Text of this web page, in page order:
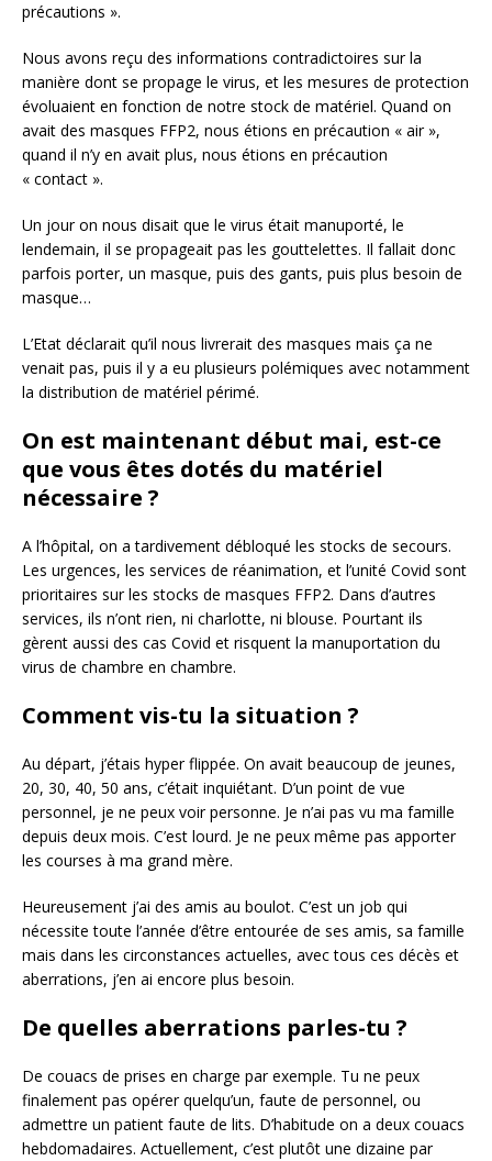
précautions ».
Nous avons reçu des informations contradictoires sur la
manière dont se propage le virus, et les mesures de protection
évoluaient en fonction de notre stock de matériel. Quand on
avait des masques FFP2, nous étions en précaution « air »,
quand il n’y en avait plus, nous étions en précaution
« contact ».
Un jour on nous disait que le virus était manuporté, le
lendemain, il se propageait pas les gouttelettes. Il fallait donc
parfois porter, un masque, puis des gants, puis plus besoin de
masque…
L’Etat déclarait qu’il nous livrerait des masques mais ça ne
venait pas, puis il y a eu plusieurs polémiques avec notamment
la distribution de matériel périmé.
On est maintenant début mai, est-ce
que vous êtes dotés du matériel
nécessaire ?
A l’hôpital, on a tardivement débloqué les stocks de secours.
Les urgences, les services de réanimation, et l’unité Covid sont
prioritaires sur les stocks de masques FFP2. Dans d’autres
services, ils n’ont rien, ni charlotte, ni blouse. Pourtant ils
gèrent aussi des cas Covid et risquent la manuportation du
virus de chambre en chambre.
Comment vis-tu la situation ?
Au départ, j’étais hyper flippée. On avait beaucoup de jeunes,
20, 30, 40, 50 ans, c’était inquiétant. D’un point de vue
personnel, je ne peux voir personne. Je n’ai pas vu ma famille
depuis deux mois. C’est lourd. Je ne peux même pas apporter
les courses à ma grand mère.
Heureusement j’ai des amis au boulot. C’est un job qui
nécessite toute l’année d’être entourée de ses amis, sa famille
mais dans les circonstances actuelles, avec tous ces décès et
aberrations, j’en ai encore plus besoin.
De quelles aberrations parles-tu ?
De couacs de prises en charge par exemple. Tu ne peux
finalement pas opérer quelqu’un, faute de personnel, ou
admettre un patient faute de lits. D’habitude on a deux couacs
hebdomadaires. Actuellement, c’est plutôt une dizaine par